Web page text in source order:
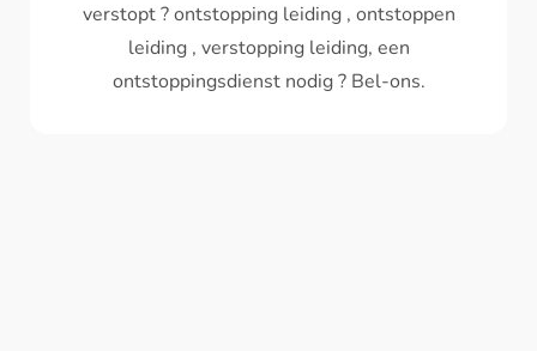
verstopt , een ontstoppingsdienst nodig ?
Bel - ons ? V.A 119€